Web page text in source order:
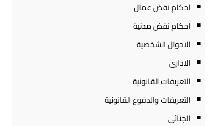
احكام نقض عمال
احكام نقض مدنية
الاحوال الشخصية
الادارى
التعريفات القانونية
التعريفات والدفوع القانونية
الجنائى